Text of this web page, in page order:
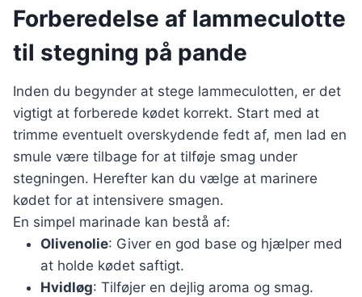
Forberedelse af lammeculotte
til stegning på pande
Inden du begynder at stege lammeculotten, er det
vigtigt at forberede kødet korrekt. Start med at
trimme eventuelt overskydende fedt af, men lad en
smule være tilbage for at tilføje smag under
stegningen. Herefter kan du vælge at marinere
kødet for at intensivere smagen.
En simpel marinade kan bestå af:
Olivenolie: Giver en god base og hjælper med
at holde kødet saftigt.
Hvidløg: Tilføjer en dejlig aroma og smag.